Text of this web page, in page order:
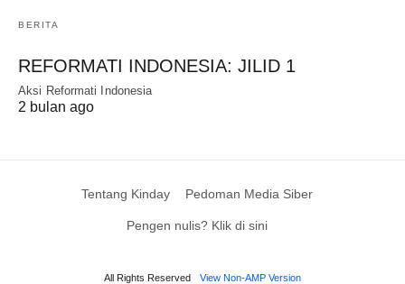
BERITA
REFORMATI INDONESIA: JILID 1
Aksi Reformati Indonesia
2 bulan ago
Tentang Kinday Pedoman Media Siber
Pengen nulis? Klik di sini
All Rights Reserved View Non-AMP Version